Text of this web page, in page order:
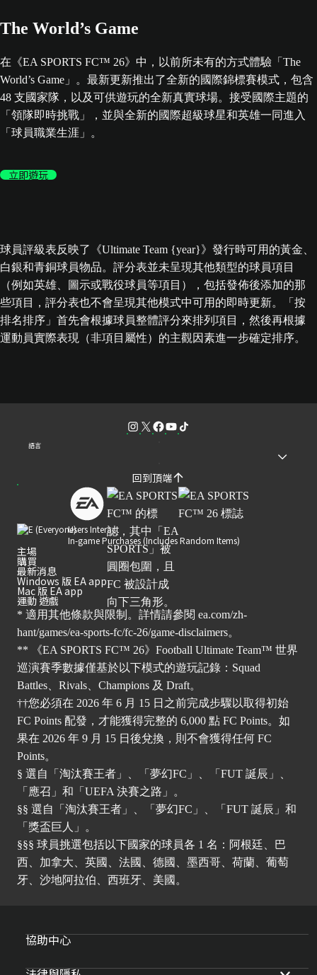
The World’s Game
在《EA SPORTS FC™ 26》中，以前所未有的方式體驗「The
World’s Game」。最新更新推出了全新的國際錦標賽模式，包含
48 支國家隊，以及可供遊玩的全新真實球場。接受國際主題的
「領隊即時挑戰」，並與全新的國際超級球星和英雄一同進入
「球員職業生涯」。
立即遊玩
球員評級表反映了《Ultimate Team {year}》發行時可用的黃金、
白銀和青銅球員物品。評分表並未呈現其他類型的球員項目
（例如英雄、圖示或戰役球員等項目），包括發佈後添加的那
些項目，評分表也不會呈現其他模式中可用的即時更新。「按
排名排序」首先會根據球員整體評分來排列項目，然後再根據
運動員實際表現（非項目屬性）的主觀因素進一步確定排序。
語言
回到頂端
Users Interact
In-game Purchases (Includes Random Items)
主場
購買
最新消息
Windows 版 EA app
Mac 版 EA app
運動 遊戲
* 適用其他條款與限制。詳情請參閱 ea.com/zh-
hant/games/ea-sports-fc/fc-26/game-disclaimers。
** 《EA SPORTS FC™ 26》Football Ultimate Team™ 世界
巡演賽季數據僅基於以下模式的遊玩記錄：Squad
Battles、Rivals、Champions 及 Draft。
††您必須在 2026 年 6 月 15 日之前完成步驟以取得初始
FC Points 配發，才能獲得完整的 6,000 點 FC Points。如
果在 2026 年 9 月 15 日後兌換，則不會獲得任何 FC
Points。
§ 選自「淘汰賽王者」、「夢幻FC」、「FUT 誕辰」、
「應召」和「UEFA 決賽之路」。
§§ 選自「淘汰賽王者」、「夢幻FC」、「FUT 誕辰」和
「獎盃巨人」。
§§§ 球員挑選包括以下國家的球員各 1 名：阿根廷、巴
西、加拿大、英國、法國、德國、墨西哥、荷蘭、葡萄
牙、沙地阿拉伯、西班牙、美國。
協助中心